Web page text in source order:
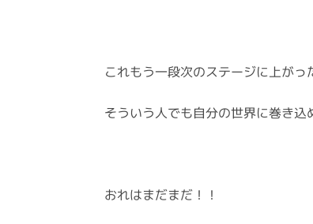
これもう一段次のステージに上がっ
そういう人でも自分の世界に巻き込
おれはまだまだ！！